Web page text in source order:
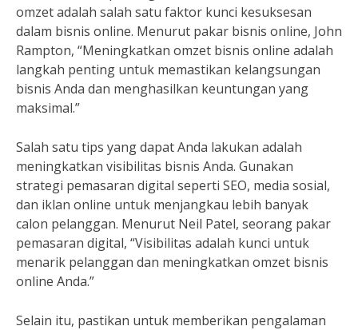
omzet adalah salah satu faktor kunci kesuksesan
dalam bisnis online. Menurut pakar bisnis online, John
Rampton, “Meningkatkan omzet bisnis online adalah
langkah penting untuk memastikan kelangsungan
bisnis Anda dan menghasilkan keuntungan yang
maksimal.”
Salah satu tips yang dapat Anda lakukan adalah
meningkatkan visibilitas bisnis Anda. Gunakan
strategi pemasaran digital seperti SEO, media sosial,
dan iklan online untuk menjangkau lebih banyak
calon pelanggan. Menurut Neil Patel, seorang pakar
pemasaran digital, “Visibilitas adalah kunci untuk
menarik pelanggan dan meningkatkan omzet bisnis
online Anda.”
Selain itu, pastikan untuk memberikan pengalaman